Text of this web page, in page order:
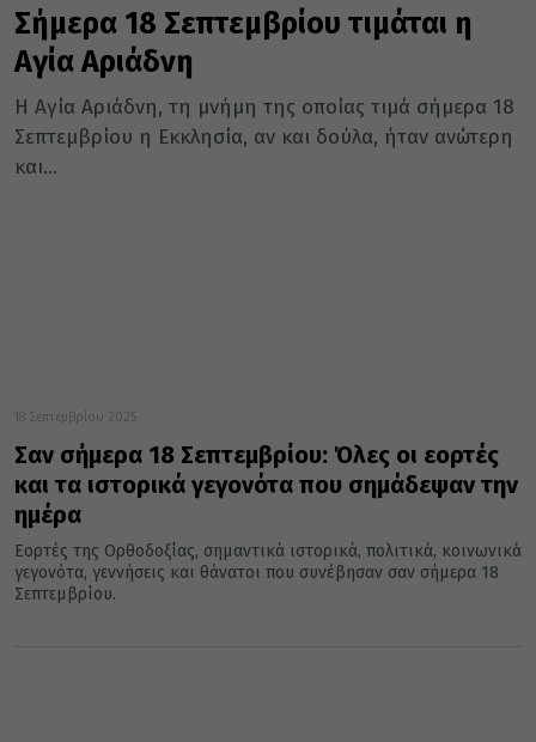
Σήμερα 18 Σεπτεμβρίου τιμάται η
Αγία Αριάδνη
Η Αγία Αριάδνη, τη μνήμη της οποίας τιμά σήμερα 18
Σεπτεμβρίου η Εκκλησία, αν και δούλα, ήταν ανώτερη
και...
18 Σεπτεμβρίου 2025
Σαν σήμερα 18 Σεπτεμβρίου: Όλες οι εορτές
και τα ιστορικά γεγονότα που σημάδεψαν την
ημέρα
Εορτές της Ορθοδοξίας, σημαντικά ιστορικά, πολιτικά, κοινωνικά
γεγονότα, γεννήσεις και θάνατοι που συνέβησαν σαν σήμερα 18
Σεπτεμβρίου.